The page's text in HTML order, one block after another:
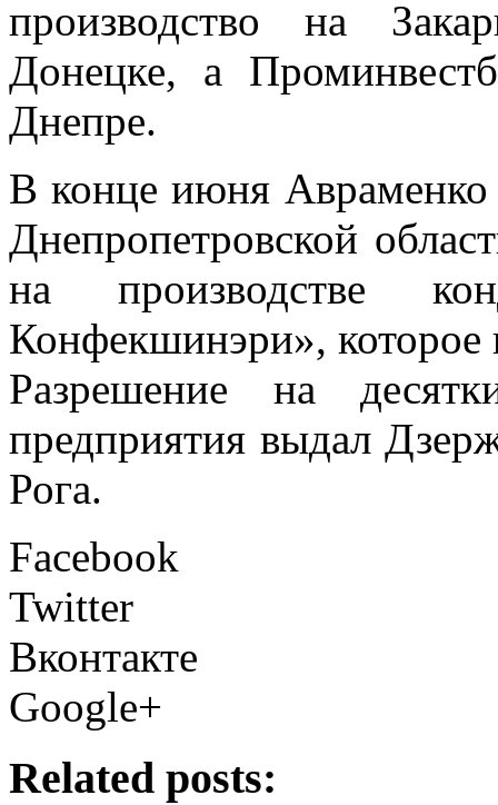
производство на
Донецке, а
Днепре.
В конце июня Авраменко
Днепропетровской
на производстве
Конфекшинэри», которое
Разрешение на
предприятия выдал
Рога.
Facebook
Twitter
Вконтакте
Google+
Related posts: